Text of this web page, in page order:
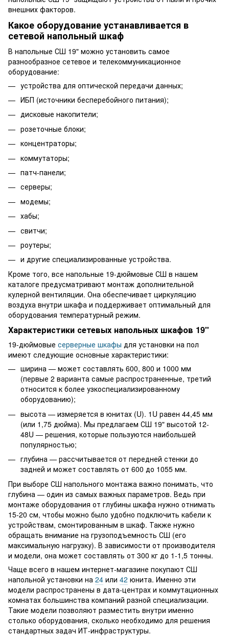
внешних факторов.
Какое оборудование устанавливается в
сетевой напольный шкаф
В напольные СШ 19" можно установить самое
разнообразное сетевое и телекоммуникационное
оборудование:
устройства для оптической передачи данных;
ИБП (источники бесперебойного питания);
дисковые накопители;
розеточные блоки;
концентраторы;
коммутаторы;
патч-панели;
серверы;
модемы;
хабы;
свитчи;
роутеры;
и другие специализированные устройства.
Кроме того, все напольные 19-дюймовые СШ в нашем
каталоге предусматривают монтаж дополнительной
кулерной вентиляции. Она обеспечивает циркуляцию
воздуха внутри шкафа и поддерживает оптимальный для
оборудования температурный режим.
Характеристики сетевых напольных шкафов 19"
19-дюймовые серверные шкафы для установки на пол
имеют следующие основные характеристики:
ширина — может составлять 600, 800 и 1000 мм
(первые 2 варианта самые распространенные, третий
относится к более узкоспециализированному
оборудованию);
высота — измеряется в юнитах (U). 1U равен 44,45 мм
(или 1,75 дюйма). Мы предлагаем СШ 19" высотой 12-
48U — решения, которые пользуются наибольшей
популярностью;
глубина — рассчитывается от передней стенки до
задней и может составлять от 600 до 1055 мм.
При выборе СШ напольного монтажа важно понимать, что
глубина — один из самых важных параметров. Ведь при
монтаже оборудования от глубины шкафа нужно отнимать
15-20 см, чтобы можно было удобно подключить кабели к
устройствам, смонтированным в шкаф. Также нужно
обращать внимание на грузоподъемность СШ (его
максимальную нагрузку). В зависимости от производителя
и модели, она может составлять от 300 кг до 1-1,5 тонны.
Чаще всего в нашем интернет-магазине покупают СШ
напольной установки на 24 или 42 юнита. Именно эти
модели распространены в дата-центрах и коммутационных
комнатах большинства компаний разной специализации.
Такие модели позволяют разместить внутри именно
столько оборудования, сколько необходимо для решения
стандартных задач ИТ-инфраструктуры.